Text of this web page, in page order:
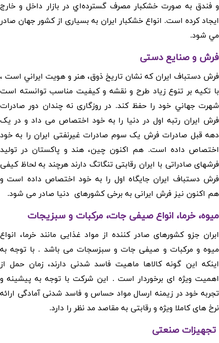
و فندق به صورت خشکبار مصرف گسترده‌اي در بازار داخل و خارج
ايجاد کرده است. انواع خشکبار ايران به بسیاری از کشور جهان صادر
مي شود.
فرش و صنایع دستی
فرش دستباف ايران که نشان تاريخ ذوق، هنر و هويت ايراني است ،
با تکيه بر تنوع زياد طرح و نقشه و كيفيت مناسب توانسته است
شهرت جهاني خود را حفظ کند. در روزگاری نه چندان دور صادرات
فرش ایران رتبه اول در دنیا را به خود اختصاص می داد و در یک
دهه قبل صادرات فرش یک سوم صادرات غیرنفتی ایران را به خود
اختصاص داده است. هم اکنون چین، هند و پاکستان در تولید
فرشهای صادراتی با ایران رقابتی تنگاتگ دارند هرچند به لحاظ کیفی
فرش دستباف ایران جایگاه اول را به خود اختصاص داده است و
هم اکنون نیز فرش ایرانی به برخی کشورهای دنیا صادر می شود.
میوه، خرما، انواع صیفی جات، مرکبات و سبزیجات
ابران جزو کشورهای صادر کننده از مواد غذایی مانند خرما، انواع
میوه و مرکبات و صیفی جات و سبزسجات می باشد . با توجه به
اینکه این گونه کالاها ماهیت فاسد شدنی دارند، زمان حمل از
اهمیت ویژه ای برخوردار است . این شرکت با توجه به پیشینه و
تجربه خود در زیمنه ارسال مواد حساس و فاسد شدنی آمادگی ارائه
نرخ های کاملا ویژه و رقابتی به مقاصد مد نظر را دارد.
تجهیزات صنعتی